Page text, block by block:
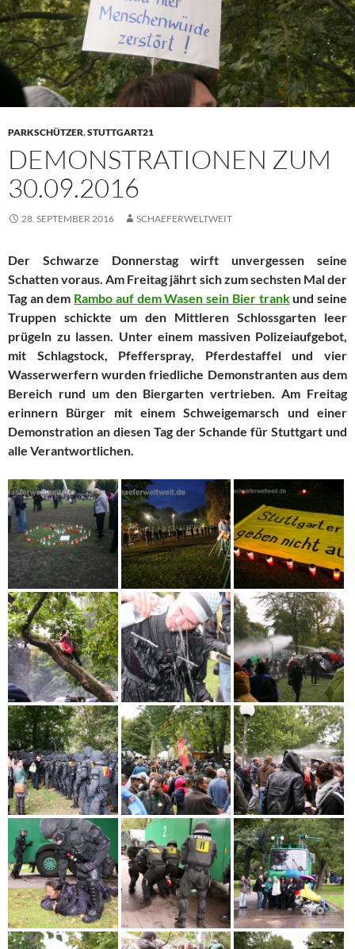
PARKSCHÜTZER,STUTTGART21
DEMONSTRATIONEN ZUM
30.09.2016
28. SEPTEMBER 2016 SCHAEFERWELTWEIT
Der Schwarze Donnerstag wirft unvergessen seine
Schatten voraus. Am Freitag jährt sich zum sechsten Mal der
Tag an dem Rambo auf dem Wasen sein Bier trankund seine
Truppen schickte um den Mittleren Schlossgarten leer
prügeln zu lassen. Unter einem massiven Polizeiaufgebot,
mit Schlagstock, Pfefferspray, Pferdestaffel und vier
Wasserwerfern wurden friedliche Demonstranten aus dem
Bereich rund um den Biergarten vertrieben. Am Freitag
erinnern Bürger mit einem Schweigemarsch und einer
Demonstration an diesen Tag der Schande für Stuttgart und
alle Verantwortlichen.